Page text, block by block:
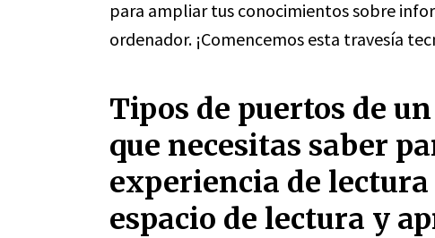
para ampliar tus conocimientos sobre
ordenador. ¡Comencemos esta travesía
Tipos de puertos de
que necesitas saber
experiencia de
espacio de lectura y